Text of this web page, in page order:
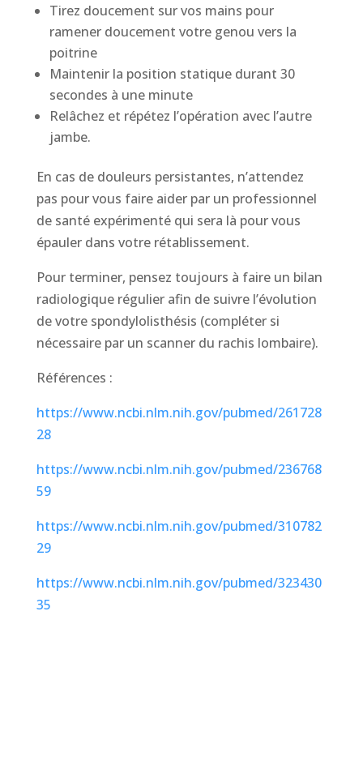
Tirez doucement sur vos mains pour
ramener doucement votre genou vers la
poitrine
Maintenir la position statique durant 30
secondes à une minute
Relâchez et répétez l’opération avec l’autre
jambe.
En cas de douleurs persistantes, n’attendez
pas pour vous faire aider par un professionnel
de santé expérimenté qui sera là pour vous
épauler dans votre rétablissement.
Pour terminer, pensez toujours à faire un bilan
radiologique régulier afin de suivre l’évolution
de votre spondylolisthésis (compléter si
nécessaire par un scanner du rachis lombaire).
Références :
https://www.ncbi.nlm.nih.gov/pubmed/261728
28
https://www.ncbi.nlm.nih.gov/pubmed/236768
59
https://www.ncbi.nlm.nih.gov/pubmed/310782
29
https://www.ncbi.nlm.nih.gov/pubmed/323430
35